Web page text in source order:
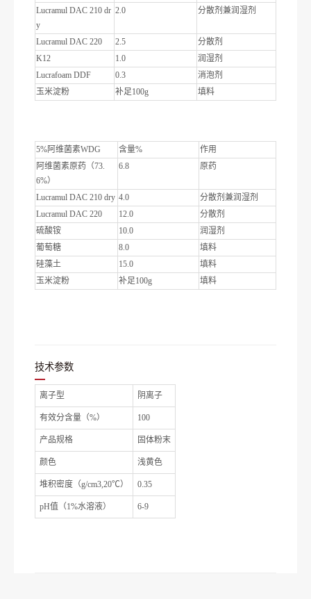
Lucramul DAC 210 dr
y
2.0 分散剂兼润湿剂
Lucramul DAC 220 2.5
分散剂
K12
1.0
润湿剂
Lucrafoam DDF
0.3
消泡剂
玉米淀粉
补足100g 填料
5%阿维菌素WDG 含量%
作用
阿维菌素原药（73.
6%）
6.8 原药
Lucramul DAC 210 dry 4.0
分散剂兼润湿剂
Lucramul DAC 220
12.0
分散剂
硫酸铵
10.0
润湿剂
葡萄糖
8.0
填料
硅藻土
15.0
填料
玉米淀粉
补足100g 填料
技术参数
离子型 阴离子
有效分含量（%） 100
产品规格 固体粉末
颜色 浅黄色
堆积密度（g/cm3,20℃） 0.35
pH值（1%水溶液） 6-9